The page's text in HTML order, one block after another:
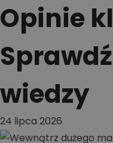
Opinie
wiedzy
24 lipca 2026